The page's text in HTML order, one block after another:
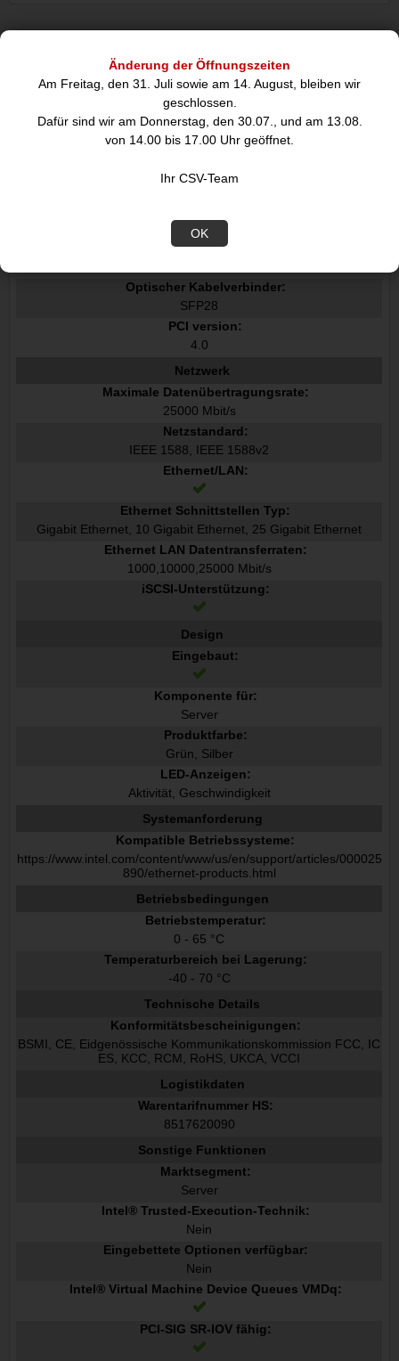
Änderung der Öffnungszeiten
Am Freitag, den 31. Juli sowie am 14. August, bleiben wir
geschlossen.
Dafür sind wir am Donnerstag, den 30.07., und am 13.08.
von 14.00 bis 17.00 Uhr geöffnet.
Ihr CSV-Team
OK
Datenblatt
Anschlüsse und Schnittstellen
Übertragungstechnik:
Kabelgebunden
Faser
Anzahl Faseranschlüsse:
Optischer Kabelverbinder:
SFP28
PCI version:
4.0
Netzwerk
Maximale Datenübertragungsrate:
25000 Mbit/s
Netzstandard:
IEEE 1588, IEEE 1588v2
Ethernet/LAN:
Ethernet Schnittstellen Typ:
Gigabit Ethernet, 10 Gigabit Ethernet, 25 Gigabit Ethernet
Ethernet LAN Datentransferraten:
1000,10000,25000 Mbit/s
iSCSI-Unterstützung:
Design
Eingebaut:
Komponente für:
Server
Produktfarbe:
Grün, Silber
LED-Anzeigen:
Aktivität, Geschwindigkeit
Systemanforderung
Kompatible Betriebssysteme:
https://www.intel.com/content/www/us/en/support/articles/000025
890/ethernet-products.html
Betriebsbedingungen
Betriebstemperatur:
0 - 65 °C
Temperaturbereich bei Lagerung:
-40 - 70 °C
Technische Details
Konformitätsbescheinigungen:
BSMI, CE, Eidgenössische Kommunikationskommission FCC, IC
ES, KCC, RCM, RoHS, UKCA, VCCI
Logistikdaten
Warentarifnummer HS:
8517620090
Sonstige Funktionen
Marktsegment:
Server
Intel® Trusted-Execution-Technik:
Nein
Eingebettete Optionen verfügbar:
Nein
Intel® Virtual Machine Device Queues VMDq:
PCI-SIG SR-IOV fähig: